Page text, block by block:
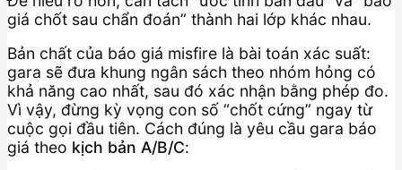
giá chốt sau chẩn đoán” thành hai lớp khác nhau.
Bản chất của báo giá misfire là bài toán xác suất:
gara sẽ đưa khung ngân sách theo nhóm hỏng có
khả năng cao nhất, sau đó xác nhận bằng phép đo.
Vì vậy, đừng kỳ vọng con số “chốt cứng” ngay từ
cuộc gọi đầu tiên. Cách đúng là yêu cầu gara báo
giá theo kịch bản A/B/C: